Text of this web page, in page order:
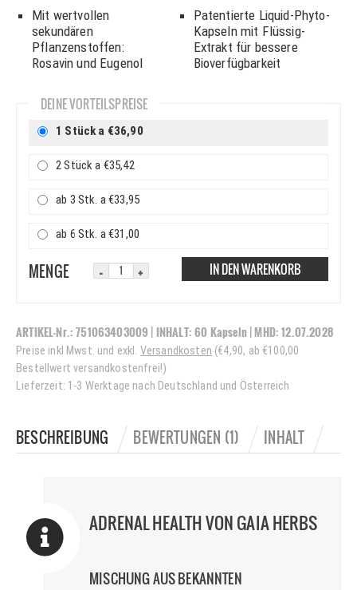
Mit wertvollen
sekundären
Pflanzenstoffen:
Rosavin und Eugenol
Patentierte Liquid-Phyto-
Kapseln mit Flüssig-
Extrakt für bessere
Bioverfügbarkeit
DEINE VORTEILSPREISE
1 Stück a €36,90
2 Stück a €35,42
ab 3 Stk. a €33,95
ab 6 Stk. a €31,00
MENGE IN DEN WARENKORB
ARTIKEL-Nr.:751063403009 | INHALT:60 Kapseln|MHD:12.07.2028
Preise inkl Mwst. und exkl. Versandkosten (€4,90, ab €100,00
Bestellwert versandkostenfrei!)
Lieferzeit: 1-3 Werktage nach Deutschland und Österreich
BESCHREIBUNG BEWERTUNGEN (1) INHALT
ADRENAL HEALTH VON GAIA HERBS
MISCHUNG AUS BEKANNTEN